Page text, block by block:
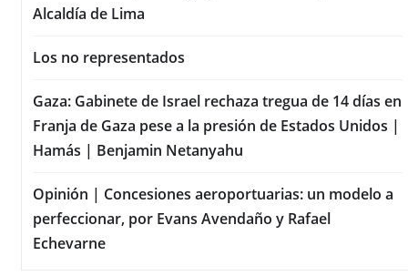
Alcaldía de Lima
Los no representados
Gaza: Gabinete de Israel rechaza tregua de 14 días en
Franja de Gaza pese a la presión de Estados Unidos |
Hamás | Benjamin Netanyahu
Opinión | Concesiones aeroportuarias: un modelo a
perfeccionar, por Evans Avendaño y Rafael
Echevarne